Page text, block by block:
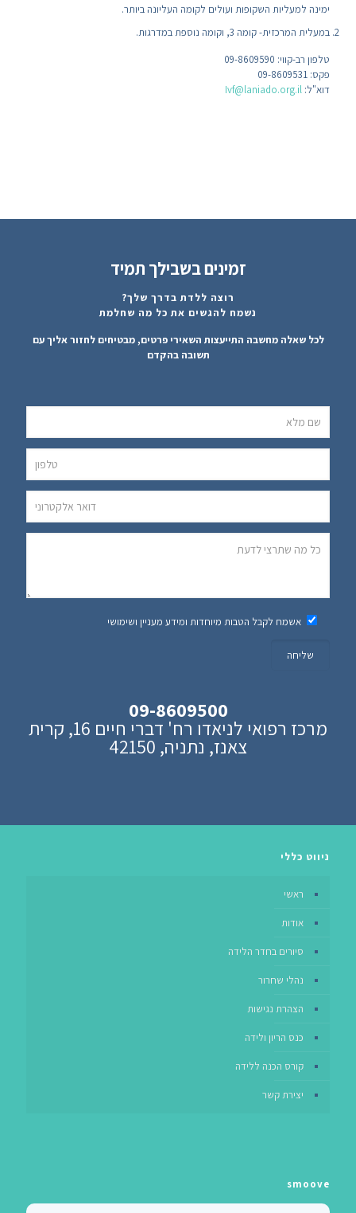
ימינה למעליות השקופות ועולים לקומה העליונה ביותר.
במעלית המרכזית- קומה 3, וקומה נוספת במדרגות.
טלפון רב-קווי: 09-8609590
פקס: 09-8609531
דוא"ל: Ivf@laniado.org.il
זמינים בשבילך תמיד
רוצה ללדת בדרך שלך?
נשמח להגשים את כל מה שחלמת
לכל שאלה מחשבה התייעצות השאירי פרטים, מבטיחים לחזור אליך עם
תשובה בהקדם
אשמח לקבל הטבות מיוחדות ומידע מעניין ושימושי
09-8609500
מרכז רפואי לניאדו רח' דברי חיים 16, קרית
צאנז, נתניה, 42150
ניווט כללי
ראשי
אודות
סיורים בחדר הלידה
נהלי שחרור
הצהרת נגישות
כנס הריון ולידה
קורס הכנה ללידה
יצירת קשר
smoove